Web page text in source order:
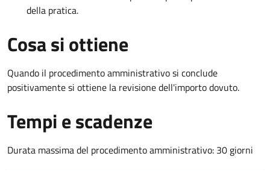
della pratica.
Cosa si ottiene
Quando il procedimento amministrativo si conclude
positivamente si ottiene la revisione dell'importo dovuto.
Tempi e scadenze
Durata massima del procedimento amministrativo: 30 giorni